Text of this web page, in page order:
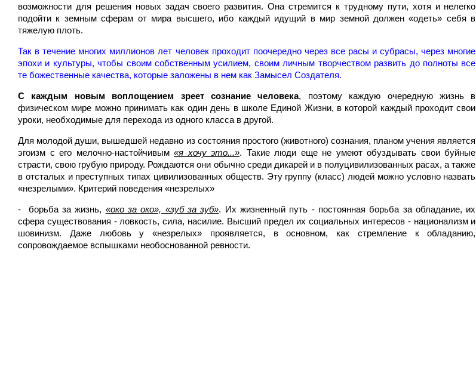
возможности для решения новых задач своего развития. Она стремится к трудному пути, хотя и нелегко
подойти к земным сферам от мира высшего, ибо каждый идущий в мир земной должен «одеть» себя в
тяжелую плоть.
Так в течение многих миллионов лет человек проходит поочередно через все расы и субрасы, через многие
эпохи и культуры, чтобы своим собственным усилием, своим личным творчеством развить до полноты все
те божественные качества, которые заложены в нем как Замысел Создателя.
С каждым новым воплощением зреет сознание человека, поэтому каждую очередную жизнь в
физическом мире можно принимать как один день в школе Единой Жизни, в которой каждый проходит свои
уроки, необходимые для перехода из одного класса в другой.
Для молодой души, вышедшей недавно из состояния простого (животного) сознания, планом учения является
эгоизм с его мелочно-настойчивым«я хочу это...». Такие люди еще не умеют обуздывать свои буйные
страсти, свою грубую природу. Рождаются они обычно среди дикарей и в полуцивилизованных расах, а также
в отсталых и преступных типах цивилизованных обществ. Эту группу (класс) людей можно условно назвать
«незрелыми». Критерий поведения «незрелых»
- борьба за жизнь, «око за око», «зуб за зуб». Их жизненный путь - постоянная борьба за обладание, их
сфера существования - ловкость, сила, насилие. Высший предел их социальных интересов - национализм и
шовинизм. Даже любовь у «незрелых» проявляется, в основном, как стремление к обладанию,
сопровождаемое вспышками необоснованной ревности.